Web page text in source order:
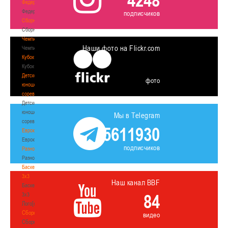
Федерация
Федерация
Сборные
Сборные
Чемпионат
Чемпионат
Кубок
Кубок
Детско-
юношеские
соревнования
Детско-
юношеские
соревнования
Еврокубки
Еврокубки
Разное
Разное
Баскетбол
3х3
Баскетбол
3х3
Лого[modid=121]
Сборные
Сборные
подписчиков
Наши фото на Flickr.com
фото
Мы в Telegram
5611930
подписчиков
Наш канал BBF
84
видео